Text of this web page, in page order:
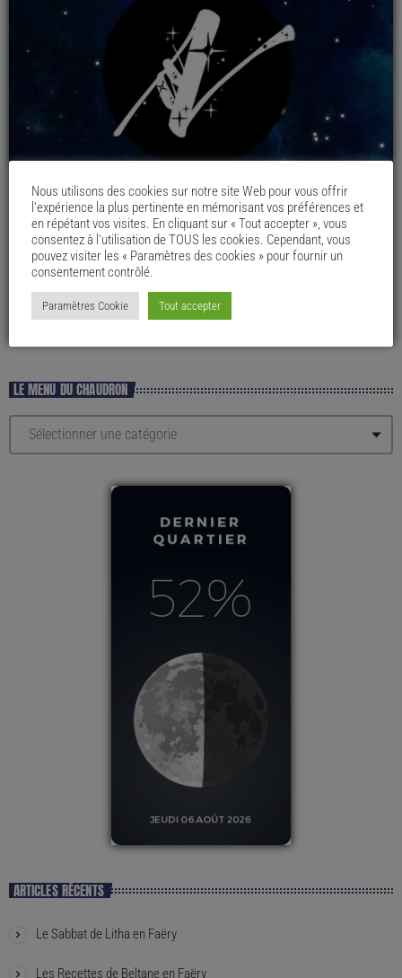
LE MENU DU CHAUDRON
ARTICLES RÉCENTS
Le Sabbat de Litha en Faëry
Les Recettes de Beltane en Faëry
Nous utilisons des cookies sur notre site Web pour vous offrir
l'expérience la plus pertinente en mémorisant vos préférences et
en répétant vos visites. En cliquant sur « Tout accepter », vous
consentez à l'utilisation de TOUS les cookies. Cependant, vous
pouvez visiter les « Paramètres des cookies » pour fournir un
consentement contrôlé.
Paramètres Cookie Tout accepter